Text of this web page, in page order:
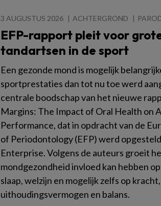
3 AUGUSTUS 2026 ACHTERGROND
EFP-rapport pleit voor
tandartsen in de sport
Een gezonde mond is mogelijk
sportprestaties dan tot nu toe werd
centrale boodschap van het nieuwe
Margins: The Impact of Oral Health on
Performance, dat in opdracht van de
of Periodontology (EFP) werd
Enterprise. Volgens de auteurs groeit
mondgezondheid invloed kan hebben
slaap, welzijn en mogelijk zelfs op kracht,
uithoudingsvermogen en balans.